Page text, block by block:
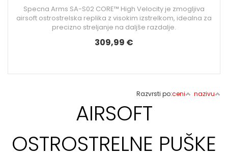
Specna Arms SA-S02 CORE™ High Velocity je zmogljiva
airsoft ostrostrelska replika z visokim izstrelkom, idealna za
precizno streljanje na daljše razdalje.
309,99 €
Razvrsti po:ceni nazivu
AIRSOFT
OSTROSTRELNE PUŠKE